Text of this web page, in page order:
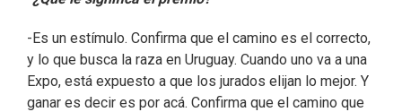
-Es un estímulo. Confirma que el camino es el correcto,
y lo que busca la raza en Uruguay. Cuando uno va a una
Expo, está expuesto a que los jurados elijan lo mejor. Y
ganar es decir es por acá. Confirma que el camino que